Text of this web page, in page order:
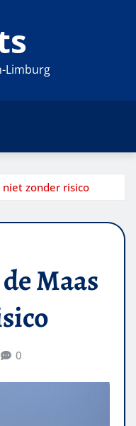
Limburg
zonder risico
Maas
0